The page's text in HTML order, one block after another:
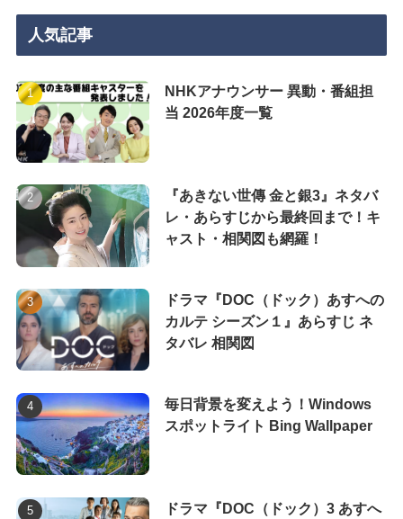
人気記事
NHKアナウンサー 異動・番組担
当 2026年度一覧
『あきない世傳 金と銀3』ネタバ
レ・あらすじから最終回まで！キ
ャスト・相関図も網羅！
ドラマ『DOC（ドック）あすへの
カルテ シーズン１』あらすじ ネ
タバレ 相関図
毎日背景を変えよう！Windows
スポットライト Bing Wallpaper
ドラマ『DOC（ドック）3 あすへ